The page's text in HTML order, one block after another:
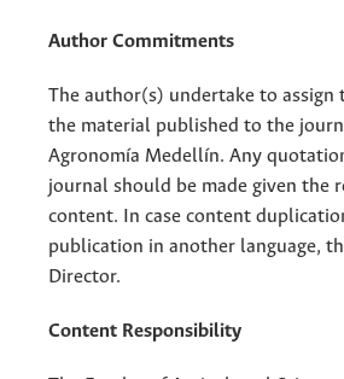
Author Commitments
The author(s) undertake to
the material published to the
Agronomía Medellín. Any
journal should be made given the
content. In case content
publication in another language,
Director.
Content Responsibility